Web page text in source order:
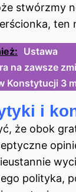
stwórzmy
ten
Ustawa
na zawsze
Konstytucji 3
i
że obok
polityka,